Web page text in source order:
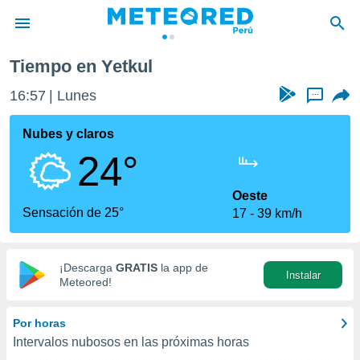
de
ha sido
calidad.
a este
las
y
digital
basada
Tiempo en Yetkul
16:57 Lunes ...
Nubes y claros
24°
Sensación de 25°
Oeste
17
39 km/h
¡Descarga GRATIS la app de
Meteored!
Instalar
Por horas
Intervalos nubosos en las próximas horas